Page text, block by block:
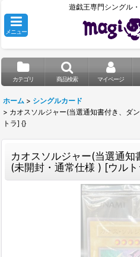
遊戯王専門シングル
メニュー
カテゴリ 商品検索 マイページ
ホーム > シングルカード
> カオスソルジャー(当選通知書付き、ダ
トラ] {}
カオスソルジャー(当選通
(未開封・通常仕様 ) [ウル